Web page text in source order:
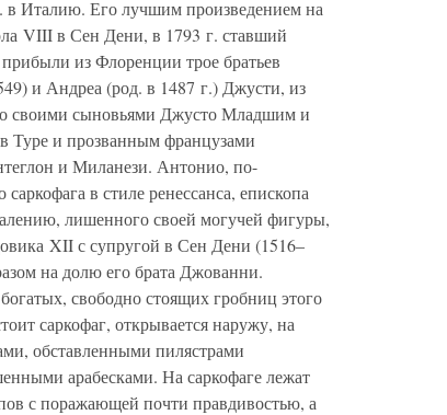
в Италию. Его лучшим произведением на
VIII в Сен Дени, в 1793 г. ставший
из Флоренции трое братьев
и Андреа (род. в 1487 г.) Джусти, из
своими сыновьями Джусто Младшим и
и прозванным французами
и Миланези. Антонио, по-
в стиле ренессанса, епископа
лишенного своей могучей фигуры,
XII с супругой в Сен Дени (1516–
на долю его брата Джованни.
свободно стоящих гробниц этого
саркофаг, открывается наружу, на
обставленными пилястрами
арабесками. На саркофаге лежат
с поражающей почти правдивостью, а